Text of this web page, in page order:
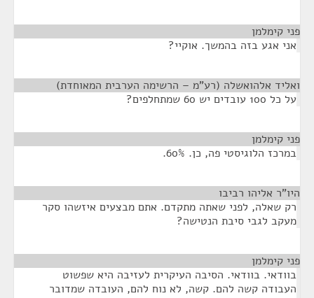
פני קימלמן
אני אגע בזה בהמשך. אוקיי?
ואליד אלהואשלה (רע"מ – הרשימה הערבית המאוחדת)
על כל 100 עובדים יש 60 שמתחלפים?
פני קימלמן
במרכז הלוגיסטי פה, כן. 60%.
היו"ר אליהו רביבו
רק שאלה, לפני שאתה מתקדם. אתם מבצעים איזשהו סקר
מעקב לגבי סיבת הנטישה?
פני קימלמן
בוודאי. בוודאי. הסיבה העיקרית לעזיבה היא שפשוט
העבודה קשה להם. קשה, לא נוח להם, העובדה שמדובר